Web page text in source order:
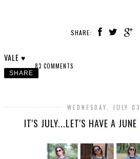
SHARE:
VALE ♥
83 COMMENTS
SHARE
WEDNESDAY, JULY
IT'S JULY...LET'S HAVE A